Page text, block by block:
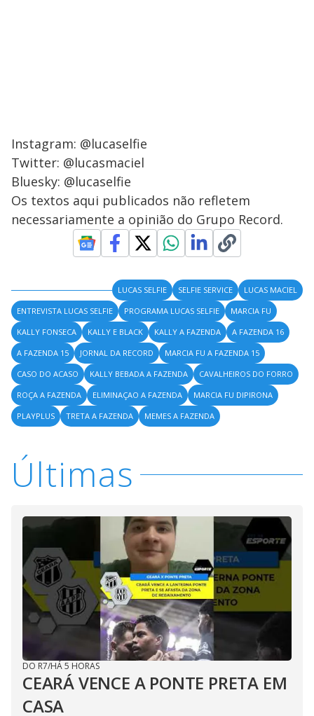
Instagram: @lucaselfie
Twitter: @lucasmaciel
Bluesky: @lucaselfie
Os textos aqui publicados não refletem
necessariamente a opinião do Grupo Record.
LUCAS SELFIE SELFIE SERVICE
LUCAS MACIEL
ENTREVISTA LUCAS SELFIE
PROGRAMA LUCAS SELFIE
MARCIA FU
KALLY FONSECA
KALLY E BLACK KALLY A FAZENDA
A FAZENDA 16
A FAZENDA 15
JORNAL DA RECORD
MARCIA FU A FAZENDA 15
CASO DO ACASO
KALLY BEBADA A FAZENDA
CAVALHEIROS DO FORRO
ROÇA A FAZENDA
ELIMINAÇAO A FAZENDA
MARCIA FU DIPIRONA
PLAYPLUS
TRETA A FAZENDA MEMES A FAZENDA
Últimas
DO R7/HÁ 5 HORAS
CEARÁ VENCE A PONTE PRETA EM
CASA